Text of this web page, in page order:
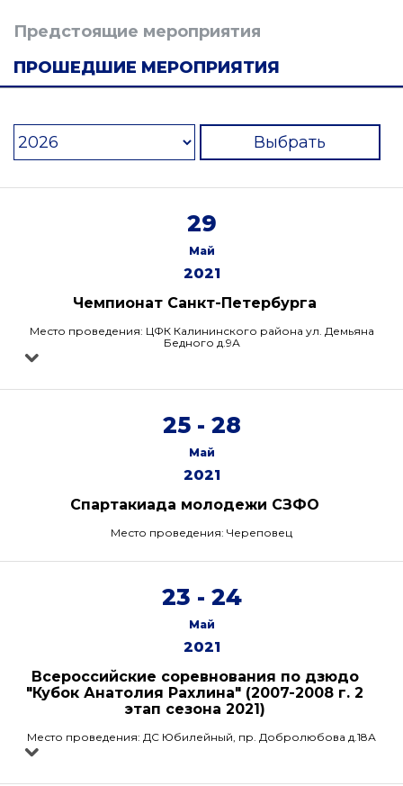
Предстоящие мероприятия
ПРОШЕДШИЕ МЕРОПРИЯТИЯ
Выбрать
29
Май
2021
Чемпионат Санкт-Петербурга
Место проведения: ЦФК Калининского района ул. Демьяна
Бедного д.9А
25 - 28
Май
2021
Спартакиада молодежи СЗФО
Место проведения: Череповец
23 - 24
Май
2021
Всероссийские соревнования по дзюдо
"Кубок Анатолия Рахлина" (2007-2008 г. 2
этап сезона 2021)
Место проведения: ДС Юбилейный, пр. Добролюбова д.18А